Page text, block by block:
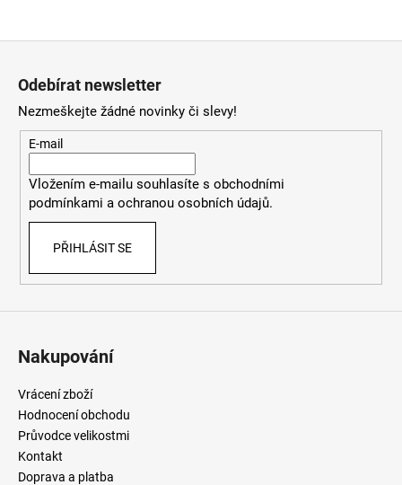
Odebírat newsletter
Nezmeškejte žádné novinky či slevy!
E-mail
Vložením e-mailu souhlasítes obchodními
podmínkami a ochranou osobních údajů.
PŘIHLÁSIT SE
Nakupování
Vrácení zboží
Hodnocení obchodu
Průvodce velikostmi
Kontakt
Doprava a platba